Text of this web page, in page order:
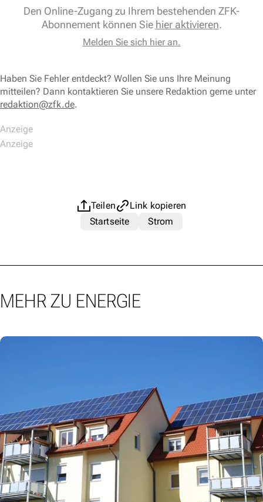
Den Online-Zugang zu Ihrem bestehenden ZFK-
Abonnement können Sie hier aktivieren.
Melden Sie sich hier an.
Haben Sie Fehler entdeckt? Wollen Sie uns Ihre Meinung
mitteilen? Dann kontaktieren Sie unsere Redaktion gerne unter
redaktion@zfk.de.
Teilen
Link kopieren
Startseite
Strom
MEHR ZU ENERGIE